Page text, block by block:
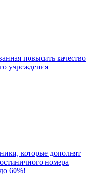
повысить качество
учреждения
которые дополнят
номера
60%!